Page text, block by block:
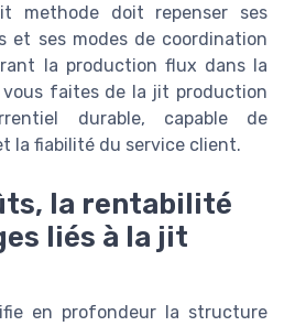
methode doit repenser ses
et ses modes de coordination
la production flux dans la
faites de la jit production
durable, capable de
la fiabilité du service client.
la rentabilité
liés à la jit
en profondeur la structure